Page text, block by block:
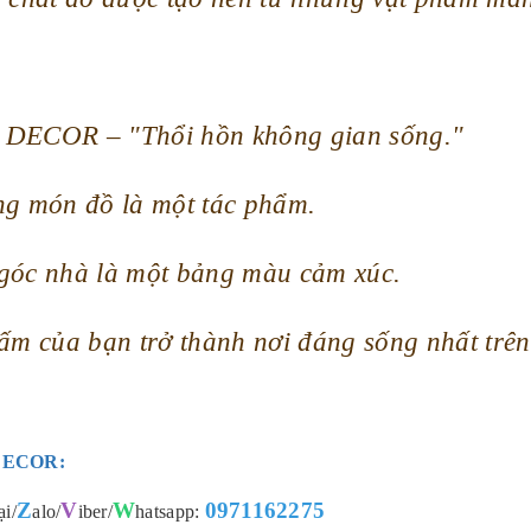
DECOR – "Thổi hồn không gian sống."
món đồ là một tác phẩm.
nhà là một bảng màu cảm xúc.
của bạn trở thành nơi đáng sống nhất
Zalo/Viber/Whatsapp: 0971162275